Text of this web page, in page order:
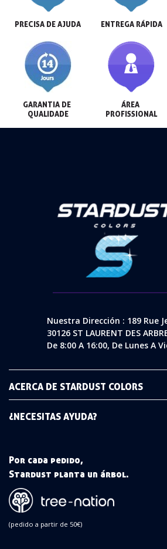
PRECISA DE AJUDA ENTREGA RÁPIDA
GARANTIA DE
QUALIDADE
ÁREA
PROFISSIONAL
Nuestra Dirección : 189 Rue
30126 ST LAURENT DES
De 8:00 A 16:00, De Lunes A
ACERCA DE STARDUST COLORS
¿NECESITAS AYUDA?
Por cada pedido,
Stardust planta un árbol.
(pedido a partir de 50€)